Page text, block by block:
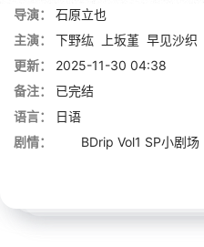
导演：
石原立也
主演：
下野纮 上坂堇 早见沙织
更新：
2025-11-30 04:38
备注：
已完结
语言：
日语
剧情：
BDrip Vol1 SP小剧场